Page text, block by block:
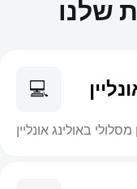
שלנו
💻
באולינג אונליין